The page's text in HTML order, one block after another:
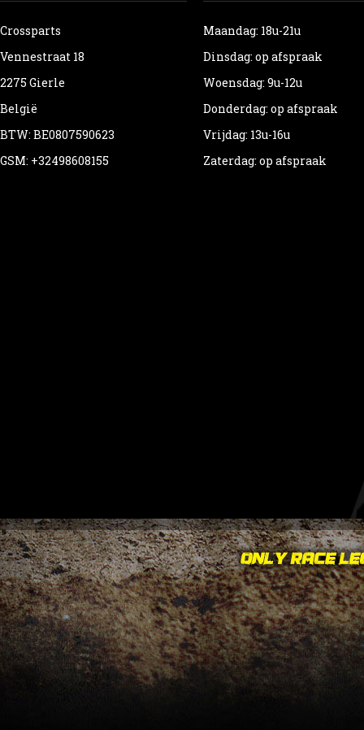
Crossparts
Vennestraat 18
2275 Gierle
België
BTW: BE0807590623
GSM: +32498608155
Maandag: 18u-21u
Dinsdag: op afspraak
Woensdag: 9u-12u
Donderdag: op afspraak
Vrijdag: 13u-16u
Zaterdag: op afspraak